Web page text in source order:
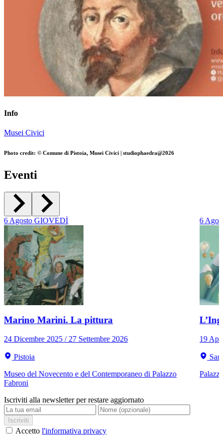
Info
Musei Civici
Photo credit: © Comune di Pistoia, Musei Civici | studiophaedra@2026
Eventi
6Agosto GIOVEDÌ
Marino Marini. La pittura
24 Dicembre 2025 / 27 Settembre 2026
Pistoia
Museo del Novecento e del Contemporaneo di Palazzo
Fabroni
6
19
Iscriviti alla newsletter per restare aggiornato
Iscriviti
Accetto l'informativa privacy